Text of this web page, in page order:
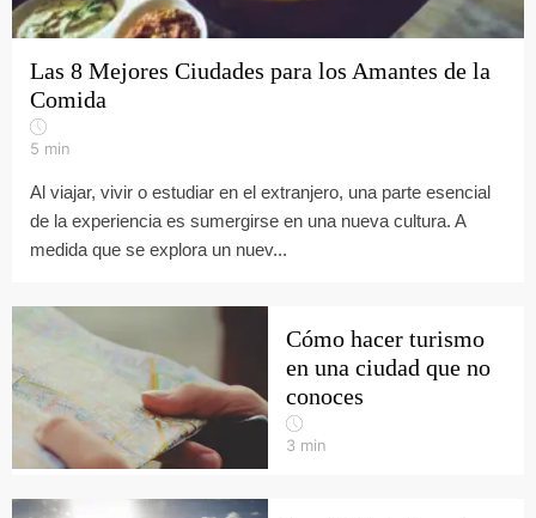
Las 8 Mejores Ciudades para los Amantes de la
Comida
5 min
Al viajar, vivir o estudiar en el extranjero, una parte esencial
de la experiencia es sumergirse en una nueva cultura. A
medida que se explora un nuev...
Cómo hacer turismo
en una ciudad que no
conoces
3 min